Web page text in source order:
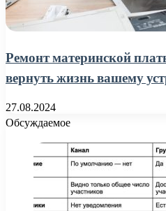
Ремонт материнской
вернуть жизнь вашему
27.08.2024
Обсуждаемое